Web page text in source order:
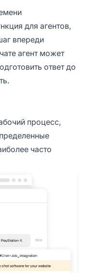
для агентов,
впереди
агент может
ответ до
процесс,
часто